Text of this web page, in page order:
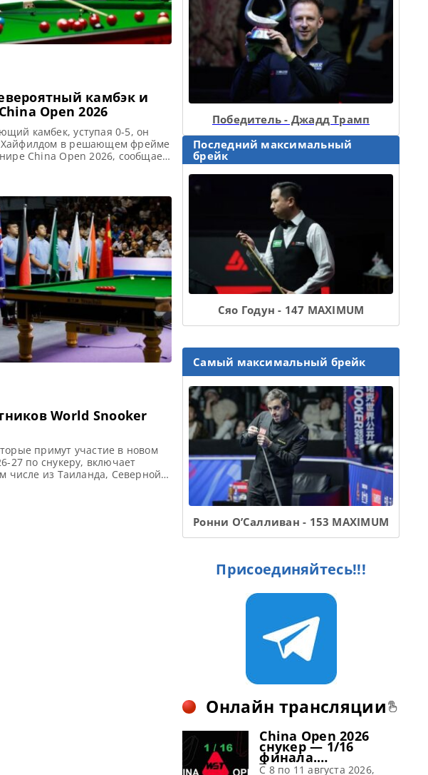
камбэк и
Open 2026
камбек, уступая 0-5, он
в решающем фрейме
China Open 2026, сообщает
финального
победу над Лайемом
World Snooker
примут участие в новом
27 по снукеру, включает
числе из Таиланда, Северной
сообщает WST В этом
Победитель - Джадд Трамп
Последний максимальный
брейк
Сяо Годун - 147 MAXIMUM
Самый максимальный брейк
Ронни О’Салливан - 153 MAXIMUM
Присоединяйтесь!!!
Онлайн трансляции
China Open 2026
снукер — 1/16
финала.
Трансляции
C 8 по 11 августа 2026,